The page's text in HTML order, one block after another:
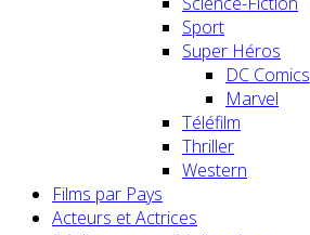
Sport
Super Héros
DC Comics
Marvel
Téléfilm
Thriller
Western
Films par Pays
Acteurs et Actrices